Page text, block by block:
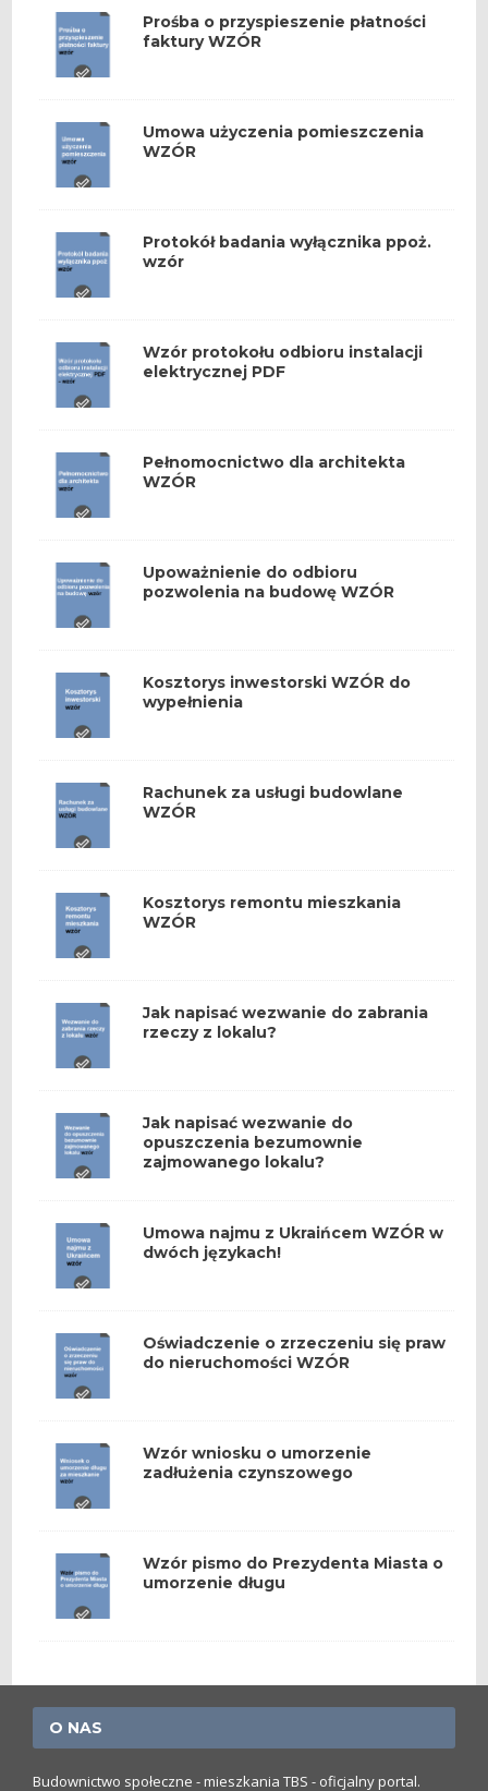
Prośba o przyspieszenie płatności
faktury WZÓR
Umowa użyczenia pomieszczenia
WZÓR
Protokół badania wyłącznika ppoż.
wzór
Wzór protokołu odbioru instalacji
elektrycznej PDF
Pełnomocnictwo dla architekta
WZÓR
Upoważnienie do odbioru
pozwolenia na budowę WZÓR
Kosztorys inwestorski WZÓR do
wypełnienia
Rachunek za usługi budowlane
WZÓR
Kosztorys remontu mieszkania
WZÓR
Jak napisać wezwanie do zabrania
rzeczy z lokalu?
Jak napisać wezwanie do
opuszczenia bezumownie
zajmowanego lokalu?
Umowa najmu z Ukraińcem WZÓR w
dwóch językach!
Oświadczenie o zrzeczeniu się praw
do nieruchomości WZÓR
Wzór wniosku o umorzenie
zadłużenia czynszowego
Wzór pismo do Prezydenta Miasta o
umorzenie długu
O NAS
Budownictwo społeczne - mieszkania TBS - oficjalny portal.